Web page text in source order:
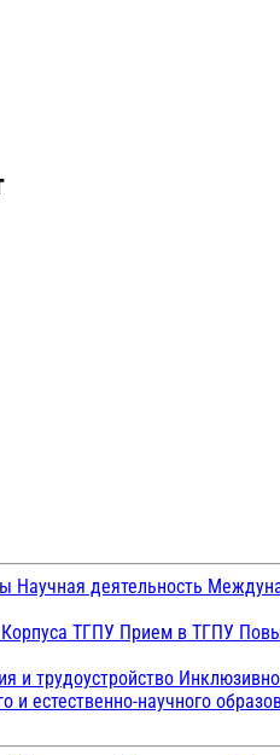
Научная деятельность
Корпуса ТГПУ Прием в ТГПУ
и трудоустройство
и естественно-научного